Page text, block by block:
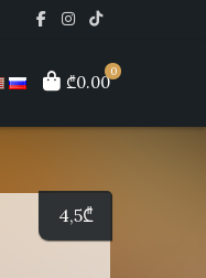
0
₾0.00
4,5₾